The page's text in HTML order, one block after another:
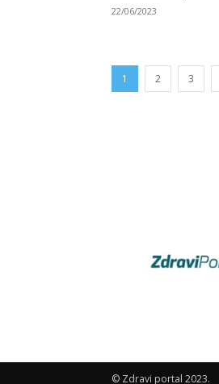
22/06/2023
1 2 3
© Zdravi portal 2023.